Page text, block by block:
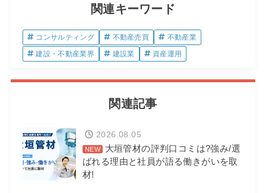
関連キーワード
コンサルティング 不動産売買
不動産業
建設・不動産業界
建設業 資産運用
関連記事
大垣管材の評判口コミは?強み/選
ばれる理由と社員が語る働きがいを取
材!
2026.08.05